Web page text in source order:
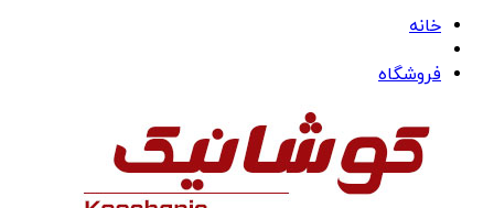
خانه
فروشگاه